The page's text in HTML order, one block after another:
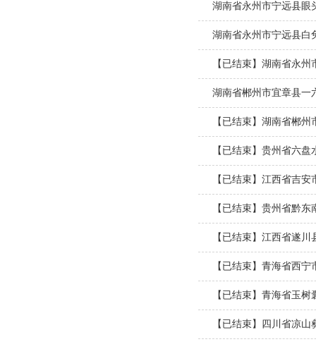
湖南省永州市宁远县眼
湖南省永州市宁远县白
【已结束】湖南省永
湖南省郴州市宜章县一
【已结束】湖南省郴
【已结束】贵州省六
【已结束】江西省吉
【已结束】贵州省黔
【已结束】江西省遂川
【已结束】青海省西
【已结束】青海省玉
【已结束】四川省凉